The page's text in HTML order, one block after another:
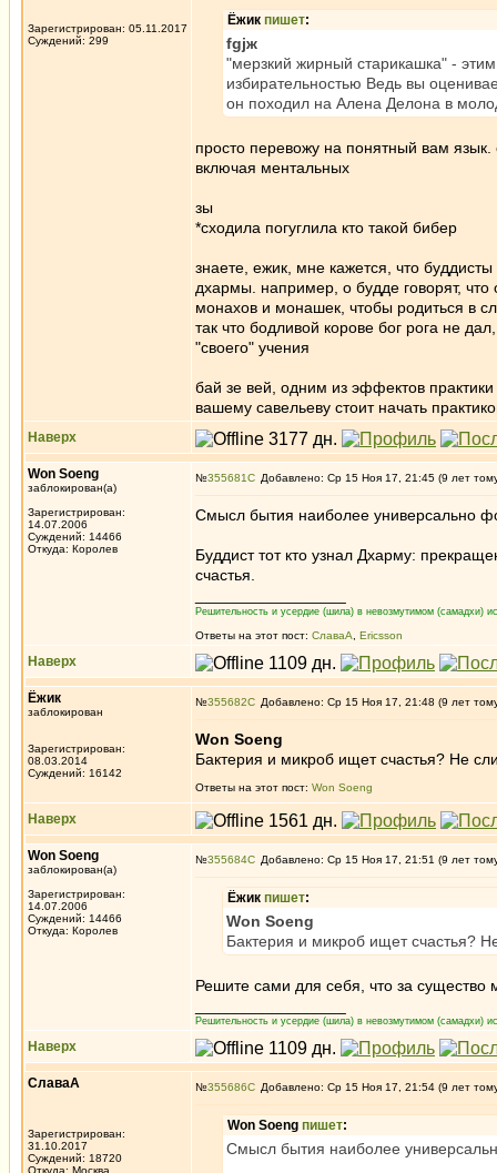
Зарегистрирован: 05.11.2017
Суждений: 299
Ёжик пишет:
fgjж
"мерзкий жирный старикашка" -
избирательностью Ведь вы
он походил на Алена Делона в
просто перевожу на понятный вам язык.
включая ментальных
зы
*сходила погуглила кто такой бибер
знаете, ежик, мне кажется, что
дхармы. например, о будде говорят, что
монахов и монашек, чтобы родиться в
так что бодливой корове бог рога не
"своего" учения
бай зе вей, одним из эффектов
вашему савельеву стоит начать
Наверх
Won Soeng
заблокирован(а)
Зарегистрирован:
14.07.2006
Суждений: 14466
Откуда: Королев
№355681 Добавлено: Ср 15 Ноя 17, 21:45 (9 лет
Смысл бытия наиболее универсально
Буддист тот кто узнал Дхарму:
счастья.
Решительность и усердие (шила) в невозмутимом (самадхи)
Ответы на этот пост: СлаваА Ericsson
Наверх
Ёжик
заблокирован
Зарегистрирован:
08.03.2014
Суждений: 16142
№355682 Добавлено: Ср 15 Ноя 17, 21:48 (9 лет
Won Soeng
Бактерия и микроб ищет счастья? Не
Ответы на этот пост: Won Soeng
Наверх
Won Soeng
заблокирован(а)
Зарегистрирован:
14.07.2006
Суждений: 14466
Откуда: Королев
№355684 Добавлено: Ср 15 Ноя 17, 21:51 (9 лет
Ёжик пишет:
Won Soeng
Бактерия и микроб ищет счастья?
Решите сами для себя, что за существо
Решительность и усердие (шила) в невозмутимом (самадхи)
Наверх
СлаваА
Зарегистрирован:
31.10.2017
Суждений: 18720
Откуда: Москва
№355686 Добавлено: Ср 15 Ноя 17, 21:54 (9 лет
Won Soeng пишет:
Смысл бытия наиболее